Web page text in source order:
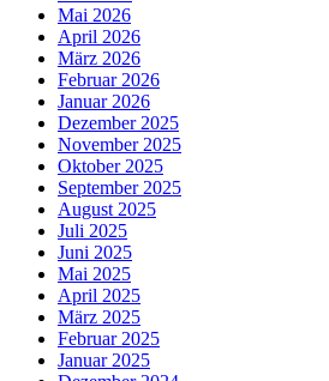
Mai 2026
April 2026
März 2026
Februar 2026
Januar 2026
Dezember 2025
November 2025
Oktober 2025
September 2025
August 2025
Juli 2025
Juni 2025
Mai 2025
April 2025
März 2025
Februar 2025
Januar 2025